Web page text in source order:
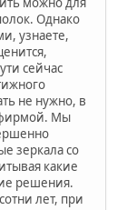
Однако
узнаете,
сейчас
не нужно, в
фирмой. Мы
зеркала со
какие
решения.
лет, при